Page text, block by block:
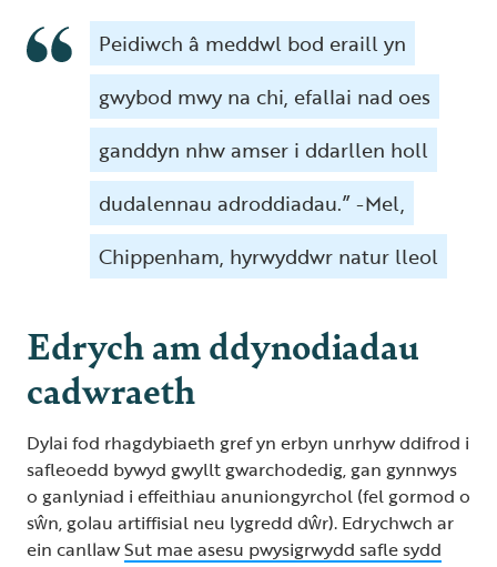
Peidiwch â meddwl bod eraill yn
gwybod mwy na chi, efallai nad oes
ganddyn nhw amser i ddarllen holl
dudalennau adroddiadau.” -Mel,
Chippenham, hyrwyddwr natur lleol
Edrych am ddynodiadau
cadwraeth
Dylai fod rhagdybiaeth gref yn erbyn unrhyw ddifrod i
safleoedd bywyd gwyllt gwarchodedig, gan gynnwys
o ganlyniad i effeithiau anuniongyrchol (fel gormod o
sŵn, golau artiffisial neu lygredd dŵr). Edrychwch ar
ein canllawSut mae asesu pwysigrwydd safle sydd